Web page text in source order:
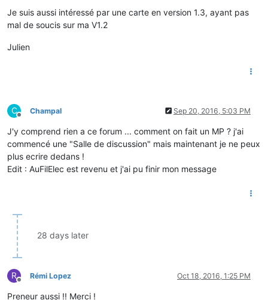
Je suis aussi intéressé par une carte en version 1.3, ayant pas
mal de soucis sur ma V1.2
Julien
C
Offline
Champal Sep 20, 2016, 5:03 PM
J'y comprend rien a ce forum ... comment on fait un MP ? j'ai
commencé une "Salle de discussion" mais maintenant je ne peux
plus ecrire dedans !
Edit : AuFilElec est revenu et j'ai pu finir mon message
28 days later
R
Offline
Rémi Lopez Oct 18, 2016, 1:25 PM
Preneur aussi !! Merci !